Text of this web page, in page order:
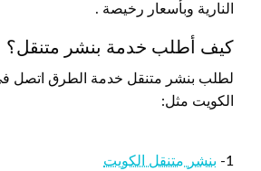
النارية وبأسعار رخيصة .
كيف أطلب خدمة بنشر متنقل؟
لطلب بنشر متنقل خدمة الطرق اتصل
الكويت مثل:
1-
بنشر متنقل الكويت